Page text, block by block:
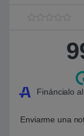
o
5
0
Fináncialo
Enviarme una